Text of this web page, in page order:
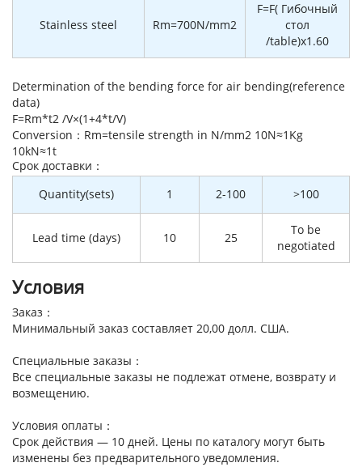
Stainless steel Rm=700N/mm2
F=F( Гибочный
стол
/table)x1.60
Determination of the bending force for air bending(reference
data)
F=Rm*t2 /V×(1+4*t/V)
Conversion：Rm=tensile strength in N/mm2 10N≈1Kg
10kN≈1t
Cрок доставки：
Quantity(sets)
1 2-100 >100
Lead time (days) 10 25
To be
negotiated
Условия
Заказ：
Минимальный заказ составляет 20,00 долл. США.
Специальные заказы：
Все специальные заказы не подлежат отмене, возврату и
возмещению.
Условия оплаты：
Срок действия — 10 дней. Цены по каталогу могут быть
изменены без предварительного уведомления.